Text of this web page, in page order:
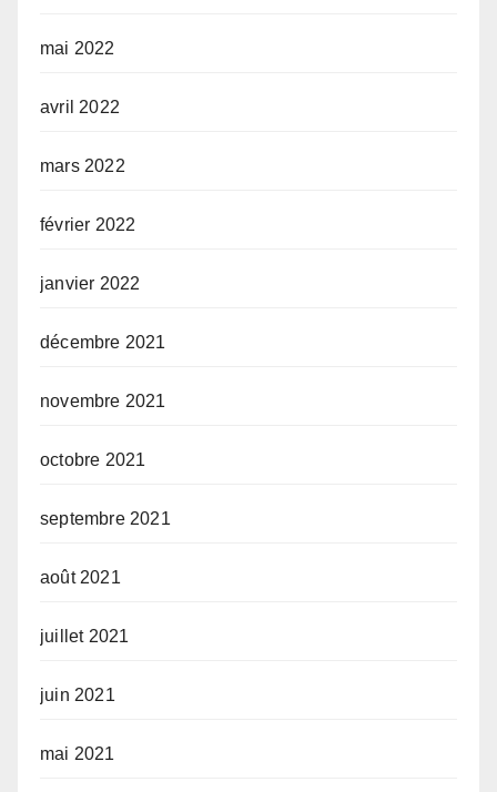
mai 2022
avril 2022
mars 2022
février 2022
janvier 2022
décembre 2021
novembre 2021
octobre 2021
septembre 2021
août 2021
juillet 2021
juin 2021
mai 2021